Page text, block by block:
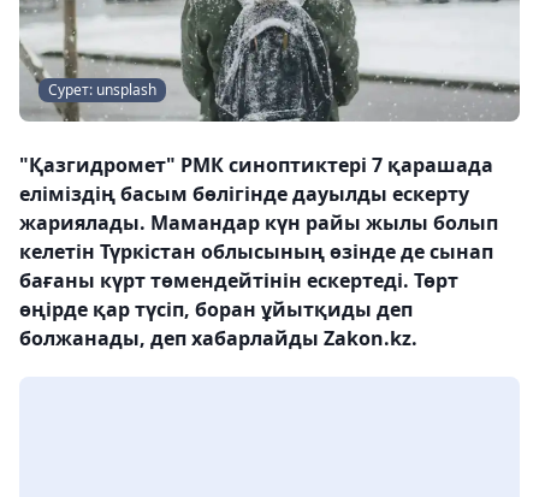
Сурет: unsplash
"Қазгидромет" РМК синоптиктері 7 қарашада
еліміздің басым бөлігінде дауылды ескерту
жариялады. Мамандар күн райы жылы болып
келетін Түркістан облысының өзінде де сынап
бағаны күрт төмендейтінін ескертеді. Төрт
өңірде қар түсіп, боран ұйытқиды деп
болжанады, деп хабарлайды Zakon.kz.